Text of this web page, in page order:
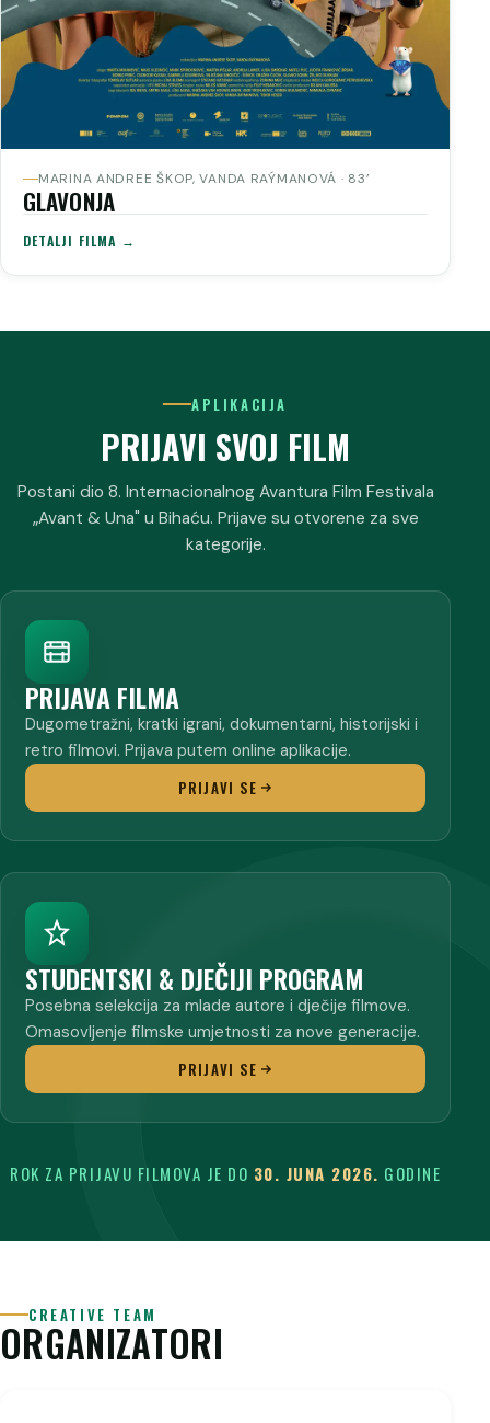
MARINA ANDREE ŠKOP, VANDA RAÝMANOVÁ · 83’
GLAVONJA
DETALJI FILMA →
APLIKACIJA
PRIJAVI SVOJ FILM
Postani dio 8. Internacionalnog Avantura Film Festivala
„Avant & Una" u Bihaću. Prijave su otvorene za sve
kategorije.
PRIJAVA FILMA
Dugometražni, kratki igrani, dokumentarni, historijski i
retro filmovi. Prijava putem online aplikacije.
PRIJAVI SE
STUDENTSKI & DJEČIJI PROGRAM
Posebna selekcija za mlade autore i dječije filmove.
Omasovljenje filmske umjetnosti za nove generacije.
PRIJAVI SE
ROK ZA PRIJAVU FILMOVA JE DO 30. JUNA 2026. GODINE
CREATIVE TEAM
ORGANIZATORI